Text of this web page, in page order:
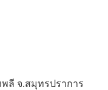
พลี จ.สมุทรปราการ